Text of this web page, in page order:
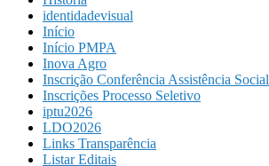
identidadevisual
Início
Início PMPA
Inova Agro
Inscrição Conferência Assistência Social
Inscrições Processo Seletivo
iptu2026
LDO2026
Links Transparência
Listar Editais